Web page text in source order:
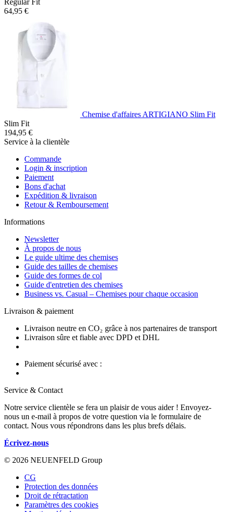
64,95 €
Chemise d'affaires ARTIGIANO Slim Fit
Slim Fit
194,95 €
Service à la clientèle
Commande
Login & inscription
Paiement
Bons d'achat
Expédition & livraison
Retour & Remboursement
Informations
Newsletter
À propos de nous
Le guide ultime des chemises
Guide des tailles de chemises
Guide des formes de col
Guide d'entretien des chemises
Business vs. Casual – Chemises pour chaque occasion
Livraison & paiement
Livraison neutre en CO₂ grâce à nos partenaires de transport
Livraison sûre et fiable avec DPD et DHL
Paiement sécurisé avec :
Service & Contact
Notre service clientèle se fera un plaisir de vous aider ! Envoyez-
nous un e-mail à propos de votre question via le formulaire de
contact. Nous vous répondrons dans les plus brefs délais.
Écrivez-nous
© 2026 NEUENFELD Group
CG
Protection des données
Droit de rétractation
Paramètres des cookies